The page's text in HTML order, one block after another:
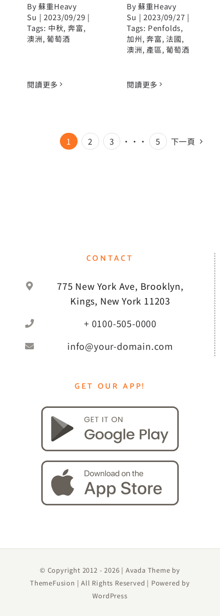
By蘇重Heavy
Su | 2023/09/29 |
Tags: 中秋,奔富,
澳洲,葡萄酒
閱讀更多
By蘇重Heavy
Su | 2023/09/27 |
Tags: Penfolds,
加州,奔富,法國,
澳洲, 產區,葡萄酒
閱讀更多
1 2 3 ··· 5 下一頁
CONTACT
775 New York Ave, Brooklyn,
Kings, New York 11203
+ 0100-505-0000
info@your-domain.com
GET OUR APP!
© Copyright 2012 -2026 | Avada Theme by
ThemeFusion | All Rights Reserved | Powered by
WordPress